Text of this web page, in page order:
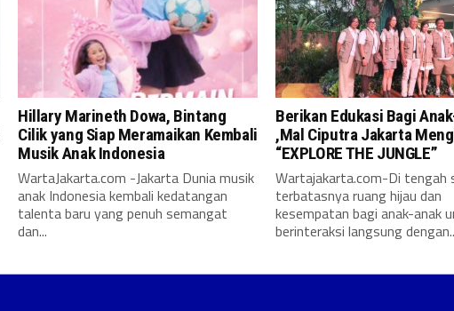
Hillary Marineth Dowa, Bintang
Cilik yang Siap Meramaikan Kembali
Musik Anak Indonesia
WartaJakarta.com -Jakarta Dunia musik
anak Indonesia kembali kedatangan
talenta baru yang penuh semangat
dan...
Berikan Edukasi Bagi
,Mal Ciputra Jakarta
“EXPLORE THE JUNGLE”
Wartajakarta.com-Di tengah
terbatasnya ruang hijau dan
kesempatan bagi anak-anak
berinteraksi langsung